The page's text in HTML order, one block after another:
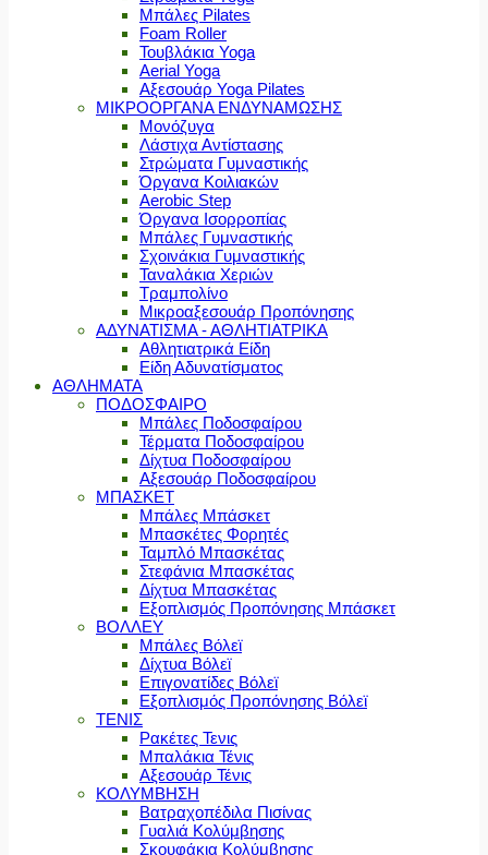
Μπάλες Pilates
Foam Roller
Τουβλάκια Yoga
Aerial Yoga
Αξεσουάρ Yoga Pilates
ΜΙΚΡΟΟΡΓΑΝΑ ΕΝΔΥΝΑΜΩΣΗΣ
Μονόζυγα
Λάστιχα Αντίστασης
Στρώματα Γυμναστικής
Όργανα Κοιλιακών
Aerobic Step
Όργανα Ισορροπίας
Μπάλες Γυμναστικής
Σχοινάκια Γυμναστικής
Ταναλάκια Χεριών
Τραμπολίνο
Μικροαξεσουάρ Προπόνησης
ΑΔΥΝΑΤΙΣΜΑ - ΑΘΛΗΤΙΑΤΡΙΚΑ
Αθλητιατρικά Είδη
Είδη Αδυνατίσματος
ΑΘΛΗΜΑΤΑ
ΠΟΔΟΣΦΑΙΡΟ
Μπάλες Ποδοσφαίρου
Τέρματα Ποδοσφαίρου
Δίχτυα Ποδοσφαίρου
Αξεσουάρ Ποδοσφαίρου
ΜΠΑΣΚΕΤ
Μπάλες Μπάσκετ
Μπασκέτες Φορητές
Ταμπλό Μπασκέτας
Στεφάνια Μπασκέτας
Δίχτυα Μπασκέτας
Εξοπλισμός Προπόνησης Μπάσκετ
ΒΟΛΛΕΥ
Μπάλες Βόλεϊ
Δίχτυα Βόλεϊ
Επιγονατίδες Βόλεϊ
Εξοπλισμός Προπόνησης Βόλεϊ
ΤΕΝΙΣ
Ρακέτες Τενις
Μπαλάκια Τένις
Αξεσουάρ Τένις
ΚΟΛΥΜΒΗΣΗ
Βατραχοπέδιλα Πισίνας
Γυαλιά Κολύμβησης
Σκουφάκια Κολύμβησης